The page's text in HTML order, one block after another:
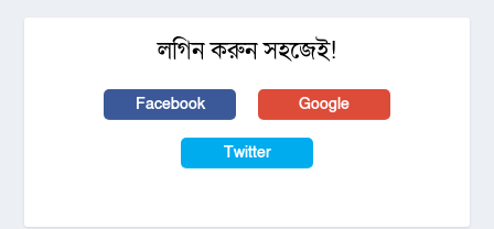
লগিন করুন সহজেই!
Facebook Google
Twitter